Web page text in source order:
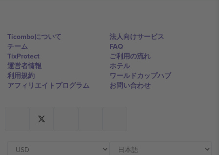
Ticomboについて
チーム
TixProtect
運営者情報
利用規約
アフィリエイトプログラム
法人向けサービス
FAQ
ご利用の流れ
ホテル
ワールドカップハブ
お問い合わせ